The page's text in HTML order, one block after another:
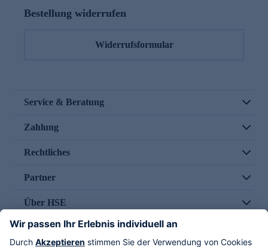
Bestellung widerrufen
Widerrufsformular
Service & Beratung
Zahlung
Rechtliches
Partner
Über HSE
Im TV